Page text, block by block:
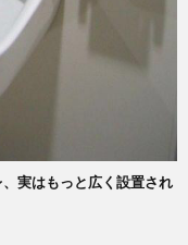
実はもっと広く設置され